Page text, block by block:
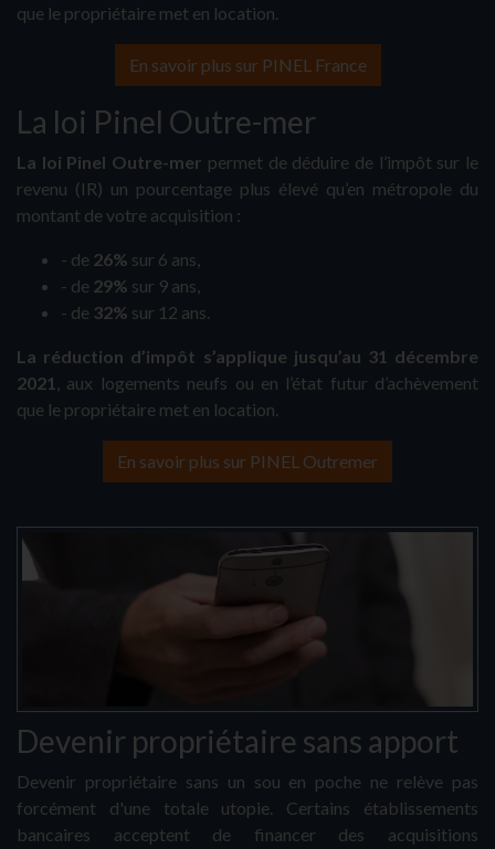
que le propriétaire met en location.
En savoir plus sur PINEL France
La loi Pinel Outre-mer
La loi Pinel Outre-mer permet de déduire de l’impôt sur le
revenu (IR) un pourcentage plus élevé qu’en métropole du
montant de votre acquisition :
- de 26% sur 6 ans,
- de 29% sur 9 ans,
- de 32% sur 12 ans.
La réduction d’impôt s’applique jusqu’au 31 décembre
2021
, aux logements neufs ou en l’état futur d’achèvement
que le propriétaire met en location.
En savoir plus sur PINEL Outremer
Devenir propriétaire sans apport
Devenir propriétaire sans un sou en poche ne relève pas
forcément d'une totale utopie. Certains établissements
bancaires acceptent de financer des acquisitions